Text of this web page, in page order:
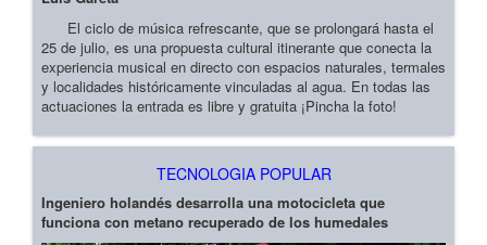
El ciclo de música refrescante, que se prolongará hasta el
25 de julio, es una propuesta cultural itinerante que conecta la
experiencia musical en directo con espacios naturales, termales
y localidades históricamente vinculadas al agua. En todas las
actuaciones la entrada es libre y gratuita ¡Pincha la foto!
TECNOLOGIA POPULAR
Ingeniero holandés desarrolla una motocicleta que
funciona con metano recuperado de los humedales